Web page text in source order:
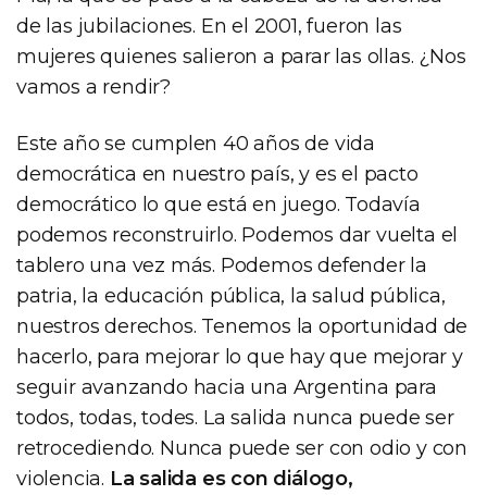
de las jubilaciones. En el 2001, fueron las
mujeres quienes salieron a parar las ollas. ¿Nos
vamos a rendir?
Este año se cumplen 40 años de vida
democrática en nuestro país, y es el pacto
democrático lo que está en juego. Todavía
podemos reconstruirlo. Podemos dar vuelta el
tablero una vez más. Podemos defender la
patria, la educación pública, la salud pública,
nuestros derechos. Tenemos la oportunidad de
hacerlo, para mejorar lo que hay que mejorar y
seguir avanzando hacia una Argentina para
todos, todas, todes. La salida nunca puede ser
retrocediendo. Nunca puede ser con odio y con
violencia. La salida es con diálogo,